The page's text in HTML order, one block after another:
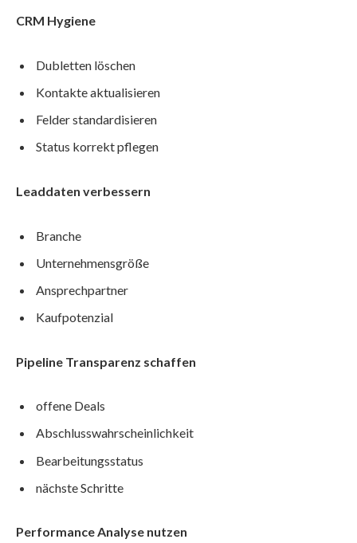
CRM Hygiene
Dubletten löschen
Kontakte aktualisieren
Felder standardisieren
Status korrekt pflegen
Leaddaten verbessern
Branche
Unternehmensgröße
Ansprechpartner
Kaufpotenzial
Pipeline Transparenz schaffen
offene Deals
Abschlusswahrscheinlichkeit
Bearbeitungsstatus
nächste Schritte
Performance Analyse nutzen